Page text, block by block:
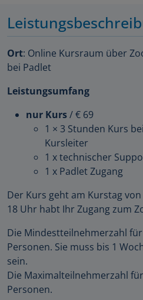
Ort: Online Kursraum über
bei Padlet
Leistungsumfang
nur Kurs/ € 69
1 × 3 Stunden Kurs
Kursleiter
1 x technischer
1 x Padlet Zugang
Der Kurs geht am Kurstag von
18 Uhr habt Ihr Zugang zum
Die Mindestteilnehmerzahl
Personen. Sie muss bis 1
sein.
Die Maximalteilnehmerzahl
Personen.